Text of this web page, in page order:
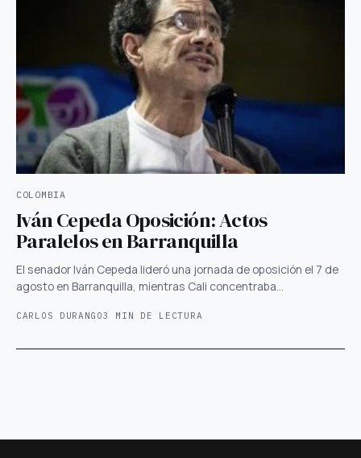
COLOMBIA
Iván Cepeda Oposición: Actos
Paralelos en Barranquilla
El senador Iván Cepeda lideró una jornada de oposición el 7 de
agosto en Barranquilla, mientras Cali concentraba…
CARLOS DURANGO3 MIN DE LECTURA